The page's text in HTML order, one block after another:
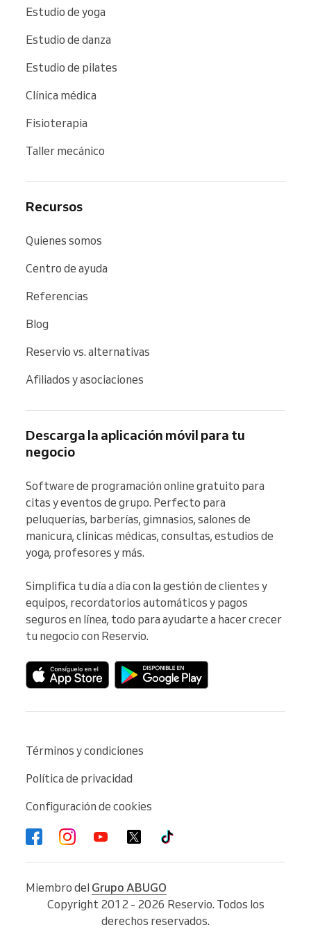
Estudio de yoga
Estudio de danza
Estudio de pilates
Clínica médica
Fisioterapia
Taller mecánico
Recursos
Quienes somos
Centro de ayuda
Referencias
Blog
Reservio vs. alternativas
Afiliados y asociaciones
Descarga la aplicación móvil para tu
negocio
Software de programación online gratuito para
citas y eventos de grupo. Perfecto para
peluquerías, barberías, gimnasios, salones de
manicura, clínicas médicas, consultas, estudios de
yoga, profesores y más.
Simplifica tu día a día con la gestión de clientes y
equipos, recordatorios automáticos y pagos
seguros en línea, todo para ayudarte a hacer crecer
tu negocio con Reservio.
Términos y condiciones
Política de privacidad
Configuración de cookies
Miembro del Grupo ABUGO
Copyright 2012 - 2026 Reservio. Todos los
derechos reservados.